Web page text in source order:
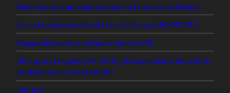
Bienvenido y muchas gracias en lenguas de México
La mala organización de la marcha gay del DF 2013
Mapas del metro y del metrobús del DF
¿Por qué el registro de título y la expedición de cédula
profesional no es gratuito?
Amigos